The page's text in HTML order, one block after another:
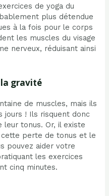
de yoga du
plus détendue
à la fois pour le corps
les muscles du visage
nerveux, réduisant ainsi
gravité
de muscles, mais ils
jours ! Ils risquent donc
tonus. Or, il existe
perte de tonus et le
pouvez aider votre
les exercices
cinq minutes.